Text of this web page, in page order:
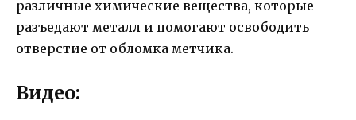
различные химические вещества, которые
разъедают металл и помогают освободить
отверстие от обломка метчика.
Видео: